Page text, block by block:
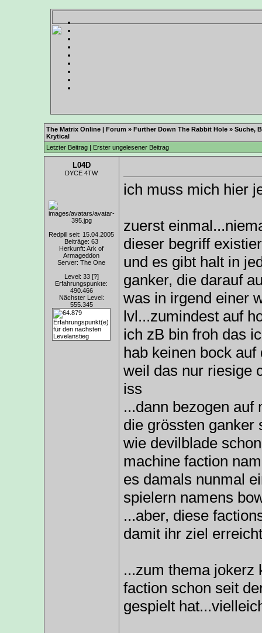
The Matrix Online | Forum » Further Down The Rabbit Hole» Suche,
Krytical
Letzter Beitrag| Erster ungelesener Beitrag
L04D
DYCE 4TW
Redpill seit: 15.04.2005
Beiträge: 63
Herkunft: Ark of
Armageddon
Server: The One
Level: 33 [?]
Erfahrungspunkte:
490.466
Nächster Level:
555.345
ich muss mich hier
zuerst
dieser begriff
und es gibt halt in
ganker, die darauf
was in irgend einer
lvl...zumindest auf
ich zB bin froh das
hab keinen bock
weil das nur riesige
iss
...dann bezogen auf
die grössten ganker
wie devilblade
machine faction
es damals nunmal
spielern namens
...aber, diese
damit ihr ziel
...zum thema jokerz
faction schon seit
gespielt